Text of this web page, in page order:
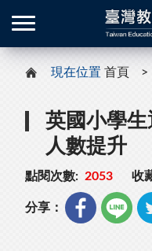
現在位置 首頁
英國小學
人數提升
點閱次數: 2053 收
分享：